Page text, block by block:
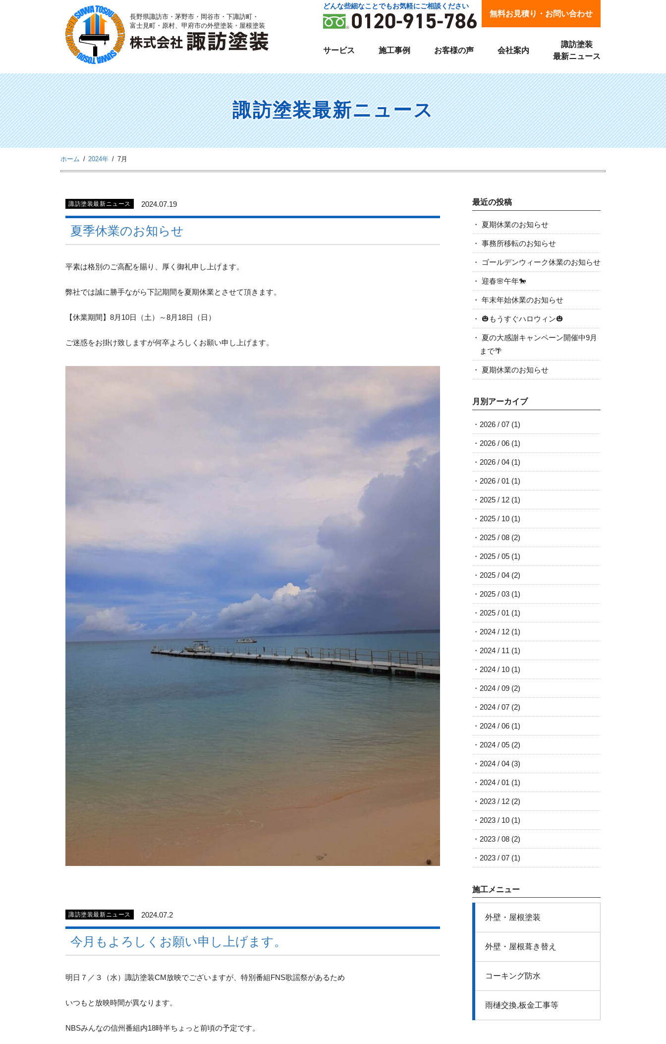
長野県諏訪市・茅野市・岡谷市・下諏訪町・
富士見町・原村、甲府市の外壁塗装・屋根塗装
どんな些細なことでもお気軽にご相談ください
無料お見積り・お問い合わせ
サービス 施工事例 お客様の声 会社案内
諏訪塗装
最新ニュース
諏訪塗装最新ニュース
ホーム 2024年 7月
諏訪塗装最新ニュース 2024.07.19
夏季休業のお知らせ
平素は格別のご高配を賜り、厚く御礼申し上げます。
弊社では誠に勝手ながら下記期間を夏期休業とさせて頂きます。
【休業期間】8月10日（土）～8月18日（日）
ご迷惑をお掛け致しますが何卒よろしくお願い申し上げます。
諏訪塗装最新ニュース 2024.07.2
今月もよろしくお願い申し上げます。
明日７／３（水）諏訪塗装CM放映でございますが、特別番組FNS歌謡祭があるため
いつもと放映時間が異なります。
NBSみんなの信州番組内18時半ちょっと前頃の予定です。
最近の投稿
夏期休業のお知らせ
事務所移転のお知らせ
ゴールデンウィーク休業のお知らせ
迎春🌸午年🐎
年末年始休業のお知らせ
🎃もうすぐハロウィン🎃
夏の大感謝キャンペーン開催中9月
まで🌴
夏期休業のお知らせ
月別アーカイブ
2026 / 07 (1)
2026 / 06 (1)
2026 / 04 (1)
2026 / 01 (1)
2025 / 12 (1)
2025 / 10 (1)
2025 / 08 (2)
2025 / 05 (1)
2025 / 04 (2)
2025 / 03 (1)
2025 / 01 (1)
2024 / 12 (1)
2024 / 11 (1)
2024 / 10 (1)
2024 / 09 (2)
2024 / 07 (2)
2024 / 06 (1)
2024 / 05 (2)
2024 / 04 (3)
2024 / 01 (1)
2023 / 12 (2)
2023 / 10 (1)
2023 / 08 (2)
2023 / 07 (1)
施工メニュー
外壁・屋根​塗装
外壁・屋根​葺き替え
コーキング​防水
雨樋交換,板金工事等